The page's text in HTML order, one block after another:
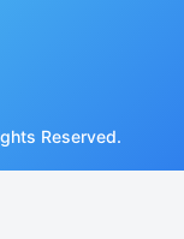
Reserved.